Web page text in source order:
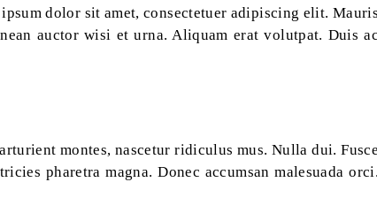
dolor sit amet, consectetuer adipiscing elit.
auctor wisi et urna. Aliquam erat volutpat. Duis
montes, nascetur ridiculus mus. Nulla dui.
pharetra magna. Donec accumsan malesuada